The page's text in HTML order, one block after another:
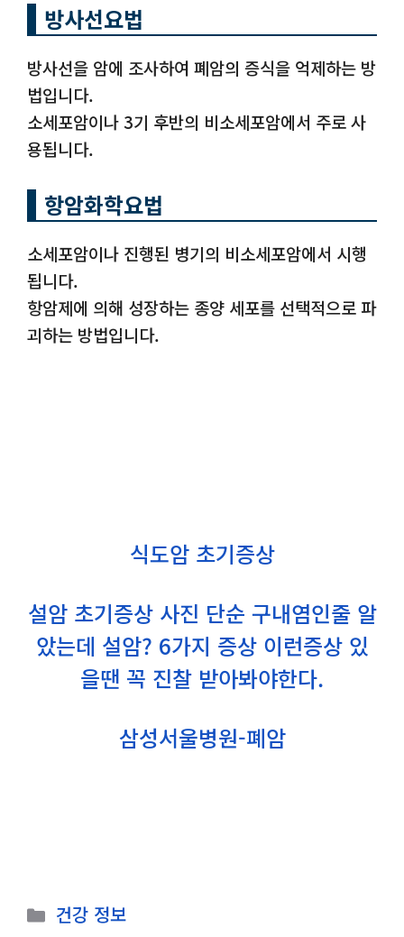
방사선요법
방사선을 암에 조사하여 폐암의 증식을 억제하는 방
법입니다.
소세포암이나 3기 후반의 비소세포암에서 주로 사
용됩니다.
항암화학요법
소세포암이나 진행된 병기의 비소세포암에서 시행
됩니다.
항암제에 의해 성장하는 종양 세포를 선택적으로 파
괴하는 방법입니다.
식도암 초기증상
설암 초기증상 사진 단순 구내염인줄 알
았는데 설암? 6가지 증상 이런증상 있
을땐 꼭 진찰 받아봐야한다.
삼성서울병원-폐암
카
건강 정보